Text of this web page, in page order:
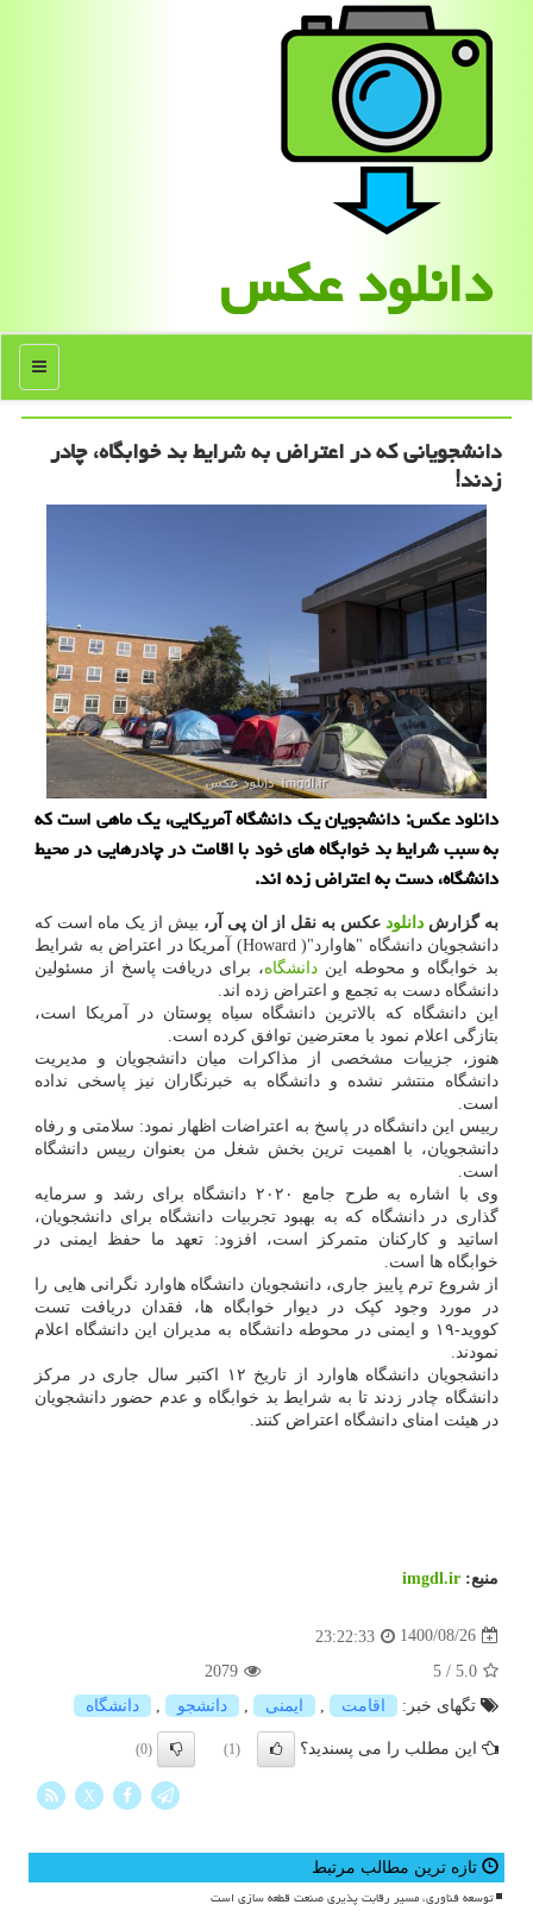
دانلود عكس
منو
دانشجویانی که در اعتراض به شرایط بد خوابگاه، چادر
زدند!
دانلود عکس: دانشجویان یک دانشگاه آمریکایی، یک ماهی است که
به سبب شرایط بد خوابگاه های خود با اقامت در چادرهایی در محیط
دانشگاه، دست به اعتراض زده اند.
به گزارش دانلود عکس به نقل از ان پی آر، بیش از یک ماه است که
دانشجویان دانشگاه "هاوارد"( Howard) آمریکا در اعتراض به شرایط
بد خوابگاه و محوطه این دانشگاه، برای دریافت پاسخ از مسئولین
دانشگاه دست به تجمع و اعتراض زده اند.
این دانشگاه که بالاترین دانشگاه سیاه پوستان در آمریکا است،
بتازگی اعلام نمود با معترضین توافق کرده است.
هنوز، جزییات مشخصی از مذاکرات میان دانشجویان و مدیریت
دانشگاه منتشر نشده و دانشگاه به خبرنگاران نیز پاسخی نداده
است.
رییس این دانشگاه در پاسخ به اعتراضات اظهار نمود: سلامتی و رفاه
دانشجویان، با اهمیت ترین بخش شغل من بعنوان رییس دانشگاه
است.
وی با اشاره به طرح جامع ۲۰۲۰ دانشگاه برای رشد و سرمایه
گذاری در دانشگاه که به بهبود تجربیات دانشگاه برای دانشجویان،
اساتید و کارکنان متمرکز است، افزود: تعهد ما حفظ ایمنی در
خوابگاه ها است.
از شروع ترم پاییز جاری، دانشجویان دانشگاه هاوارد نگرانی هایی را
در مورد وجود کپک در دیوار خوابگاه ها، فقدان دریافت تست
کووید-۱۹ و ایمنی در محوطه دانشگاه به مدیران این دانشگاه اعلام
نمودند.
دانشجویان دانشگاه هاوارد از تاریخ ۱۲ اکتبر سال جاری در مرکز
دانشگاه چادر زدند تا به شرایط بد خوابگاه و عدم حضور دانشجویان
در هیئت امنای دانشگاه اعتراض کنند.
منبع: imgdl.ir
1400/08/26
23:22:33
5.0
/
5
2079
تگهای خبر:
اقامت ایمنی دانشجو دانشگاه
این مطلب را می پسندید؟ (1)
(0)
X
تازه ترین مطالب مرتبط
توسعه فناوری، مسیر رقابت پذیری صنعت قطعه سازی است